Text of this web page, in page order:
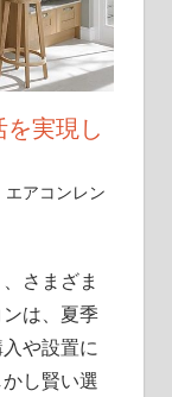
実現し
エアコンレン
さまざま
は、夏季
や設置に
し賢い選